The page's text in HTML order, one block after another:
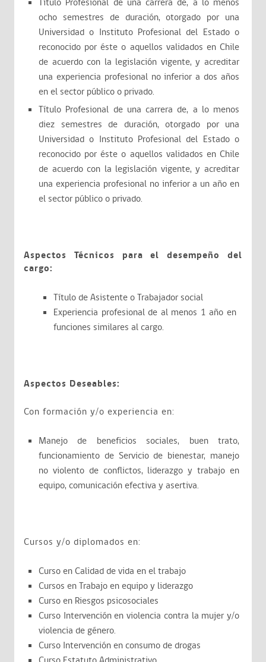
ocho semestres de duración, otorgado por una
Universidad o Instituto Profesional del Estado o
reconocido por éste o aquellos validados en Chile
de acuerdo con la legislación vigente, y acreditar
una experiencia profesional no inferior a dos años
en el sector público o privado.
Título Profesional de una carrera de, a lo menos
diez semestres de duración, otorgado por una
Universidad o Instituto Profesional del Estado o
reconocido por éste o aquellos validados en Chile
de acuerdo con la legislación vigente, y acreditar
una experiencia profesional no inferior a un año en
el sector público o privado.
Aspectos Técnicos para el desempeño del
cargo:
Título de Asistente o Trabajador social
Experiencia profesional de al menos 1 año en
funciones similares al cargo.
Aspectos Deseables:
Con formación y/o experiencia en:
Manejo de beneficios sociales, buen trato,
funcionamiento de Servicio de bienestar, manejo
no violento de conflictos, liderazgo y trabajo en
equipo, comunicación efectiva y asertiva.
Cursos y/o diplomados en:
Curso en Calidad de vida en el trabajo
Cursos en Trabajo en equipo y liderazgo
Curso en Riesgos psicosociales
Curso Intervención en violencia contra la mujer y/o
violencia de género.
Curso Intervención en consumo de drogas